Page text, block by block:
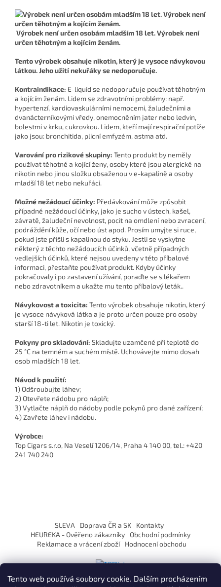
Tento web používá soubory cookie. Dalším procházením
Výrobek není určen osobám mladším 18 let. Výrobek není
určen těhotným a kojícím ženám.
Tento výrobek obsahuje nikotin, který je vysoce návykovou
látkou. Jeho užití nekuřáky se nedoporučuje.
Kontraindikace: E-liquid se nedoporučuje používat těhotným
a kojícím ženám. Lidem se zdravotními problémy: např.
hypertenzí, kardiovaskulárními nemocemi, žaludečními a
dvanácterníkovými vředy, onemocněním jater nebo ledvin,
bolestmi v krku, cukrovkou. Lidem, kteří mají respirační potíže
jako jsou: bronchitida, plicní emfyzém, astma atd.
Varování pro rizikové skupiny: Tento produkt by neměly
používat těhotné a kojící ženy, osoby které jsou alergické na
nikotin nebo jinou složku obsaženou v e-kapalině a osoby
mladší 18 let nebo nekuřáci.
Možné nežádoucí účinky: Předávkování může způsobit
případné nežádoucí účinky, jako je sucho v ústech, kašel,
závratě, žaludeční nevolnost, pocit na omdlení nebo zvracení,
podráždění kůže, očí nebo úst apod. Prosím umyjte si ruce,
pokud jste přišli s kapalinou do styku. Jestli se vyskytne
některý z těchto nežádoucích účinků, včetně případných
vedlejších účinků, které nejsou uvedeny v této příbalové
informaci, přestaňte používat produkt. Kdyby účinky
pokračovaly i po zastavení užívání, poraďte se s lékařem
nebo zdravotníkem a ukažte mu tento příbalový leták..
Návykovost a toxicita: Tento výrobek obsahuje nikotin, který
je vysoce návyková látka a je proto určen pouze pro osoby
starší 18-ti let. Nikotin je toxický.
Pokyny pro skladování: Skladujte uzamčené při teplotě do
25 °C na temném a suchém místě. Uchovávejte mimo dosah
osob mladších 18 let.
Návod k použití:
1) Odšroubujte láhev;
2) Otevřete nádobu pro náplň;
3) Vytlačte náplň do nádoby podle pokynů pro dané zařízení;
4) Zavřete láhev i nádobu.
Výrobce:
Top Cigars s.r.o, Na Veselí 1206/14, Praha 4 140 00, tel.: +420
241 740 240
í
SLEVA Doprava ČR a SK
Kontakty
HEUREKA - Ověřeno zákazníky
Obchodní podmínky
Reklamace a vrácení zboží
Hodnocení obchodu